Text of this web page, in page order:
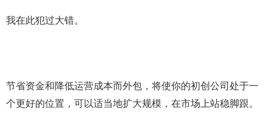
我在此犯过大错。
节省资金和降低运营成本而外包，将使你的初创公司处于一
个更好的位置，可以适当地扩大规模，在市场上站稳脚跟。